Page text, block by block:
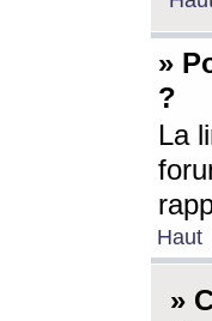
»
?
La
Haut
»